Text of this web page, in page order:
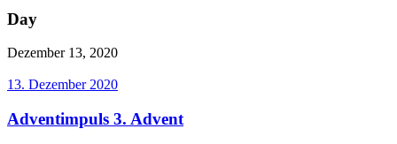
Day
Dezember 13, 2020
13. Dezember 2020
Adventimpuls 3. Advent